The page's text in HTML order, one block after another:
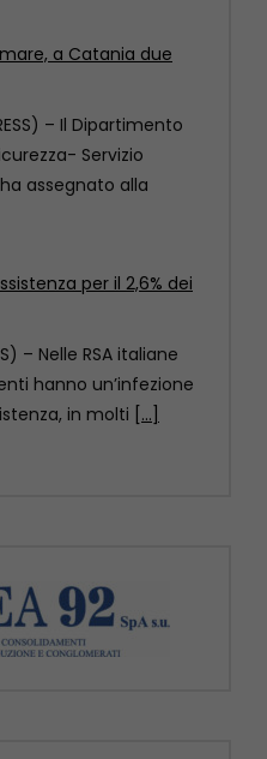
per il 2,6% dei
– Nelle RSA italiane
hanno un’infezione
in molti
per le
– In Italia, le leucemie
nuove diagnosi